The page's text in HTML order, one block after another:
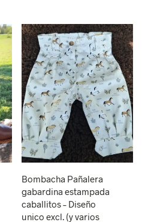
Bombacha Pañalera
gabardina estampada
caballitos – Diseño
unico excl. (y varios